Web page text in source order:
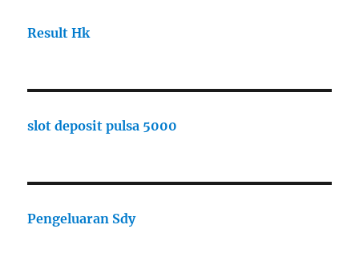
Result Hk
slot deposit pulsa 5000
Pengeluaran Sdy